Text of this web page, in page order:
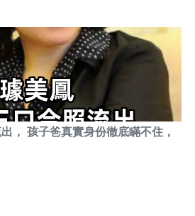
， 孩子爸真實身份徹底瞞不住，